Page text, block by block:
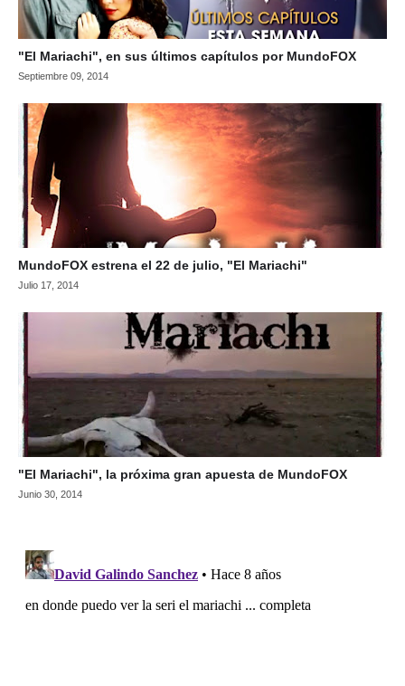
"El Mariachi", en sus últimos capítulos por MundoFOX
Septiembre 09, 2014
MundoFOX estrena el 22 de julio, "El Mariachi"
Julio 17, 2014
"El Mariachi", la próxima gran apuesta de MundoFOX
Junio 30, 2014